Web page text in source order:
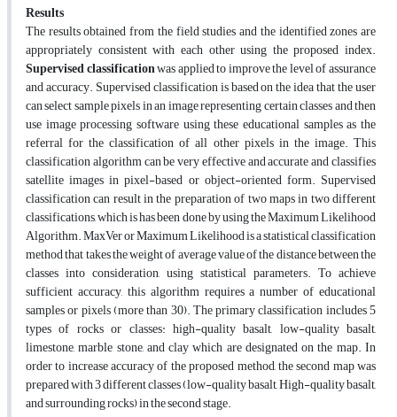
Results
The results obtained from the field studies and the identified zones are
appropriately consistent with each other using the proposed index.
Supervised classificationwas applied to improve the level of assurance
and accuracy. Supervised classification is based on the idea that the user
can select sample pixels in an image representing certain classes and then
use image processing software using these educational samples as the
referral for the classification of all other pixels in the image. This
classification algorithm can be very effective and accurate and classifies
satellite images in pixel-based or object-oriented form. Supervised
classification can result in the preparation of two maps in two different
classifications, which is has been done by using the Maximum Likelihood
Algorithm. MaxVer or Maximum Likelihood is a statistical classification
method that takes the weight of average value of the distance between the
classes into consideration, using statistical parameters. To achieve
sufficient accuracy, this algorithm requires a number of educational
samples or pixels (more than 30). The primary classification includes 5
types of rocks or classes: high-quality basalt, low-quality basalt,
limestone, marble stone, and clay which are designated on the map. In
order to increase accuracy of the proposed method, the second map was
prepared with 3 different classes (low-quality basalt, High-quality basalt,
and surrounding rocks) in the second stage.